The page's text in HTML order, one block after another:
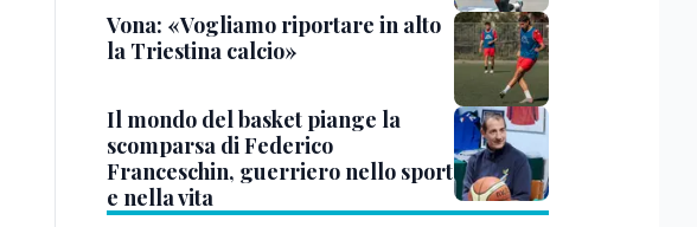
Vona: «Vogliamo riportare in alto
la Triestina calcio»
Il mondo del basket piange la
scomparsa di Federico
Franceschin, guerriero nello sport
e nella vita